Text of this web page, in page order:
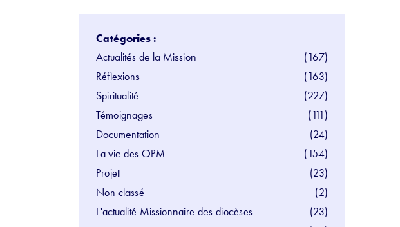
Catégories :
Actualités de la Mission
(167)
Réflexions
(163)
Spiritualité
(227)
Témoignages
(111)
Documentation
(24)
La vie des OPM
(154)
Projet
(23)
Non classé
(2)
L'actualité Missionnaire des diocèses
(23)